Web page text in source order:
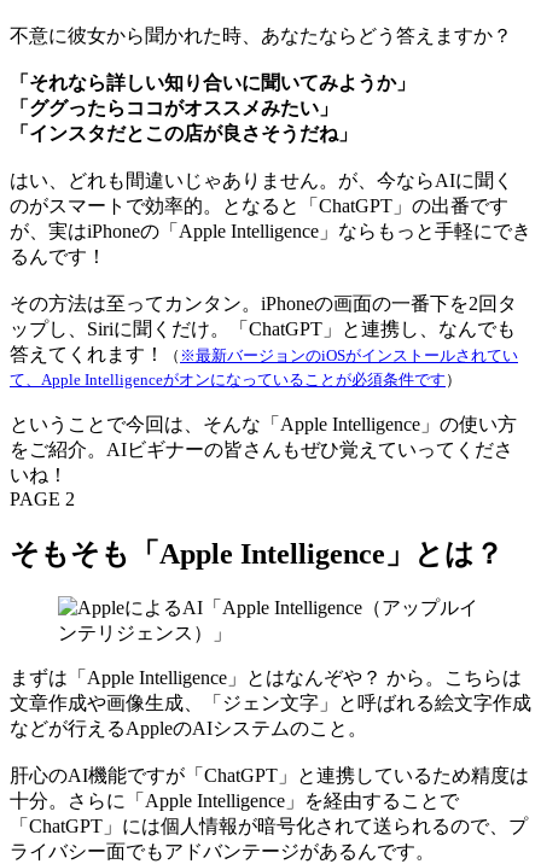
不意に彼女から聞かれた時、あなたならどう答えますか？
「それなら詳しい知り合いに聞いてみようか」
「ググったらココがオススメみたい」
「インスタだとこの店が良さそうだね」
はい、どれも間違いじゃありません。が、今ならAIに聞く
のがスマートで効率的。となると「ChatGPT」の出番です
が、実はiPhoneの「Apple Intelligence」ならもっと手軽にでき
るんです！
その方法は至ってカンタン。iPhoneの画面の一番下を2回タ
ップし、Siriに聞くだけ。「ChatGPT」と連携し、なんでも
答えてくれます！
（ ※最新バージョンのiOSがインストールされてい
て、Apple Intelligenceがオンになっていることが必須条件です ）
ということで今回は、そんな「Apple Intelligence」の使い方
をご紹介。AIビギナーの皆さんもぜひ覚えていってくださ
いね！
PAGE 2
そもそも「Apple Intelligence」とは？
まずは「Apple Intelligence」とはなんぞや？ から。こちらは
文章作成や画像生成、「ジェン文字」と呼ばれる絵文字作成
などが行えるAppleのAIシステムのこと。
肝心のAI機能ですが「ChatGPT」と連携しているため精度は
十分。さらに「Apple Intelligence」を経由することで
「ChatGPT」には個人情報が暗号化されて送られるので、プ
ライバシー面でもアドバンテージがあるんです。